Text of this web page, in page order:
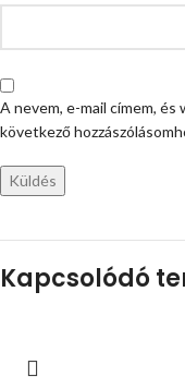
A nevem, e-mail címem,
következő
Kapcsolódó